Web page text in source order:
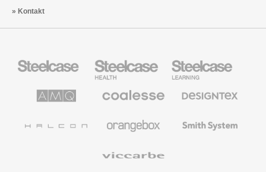
Kontakt
Büromöbel
Health
Education
Möbel
Solutions
Büromöbel
Textilien
System